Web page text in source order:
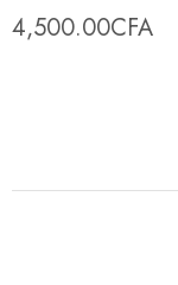
4,500.00CFA